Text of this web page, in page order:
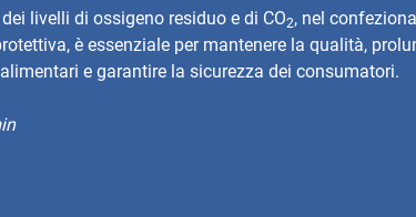
livelli di ossigeno residuo e di CO2, nel
è essenziale per mantenere la qualità,
e garantire la sicurezza dei consumatori.